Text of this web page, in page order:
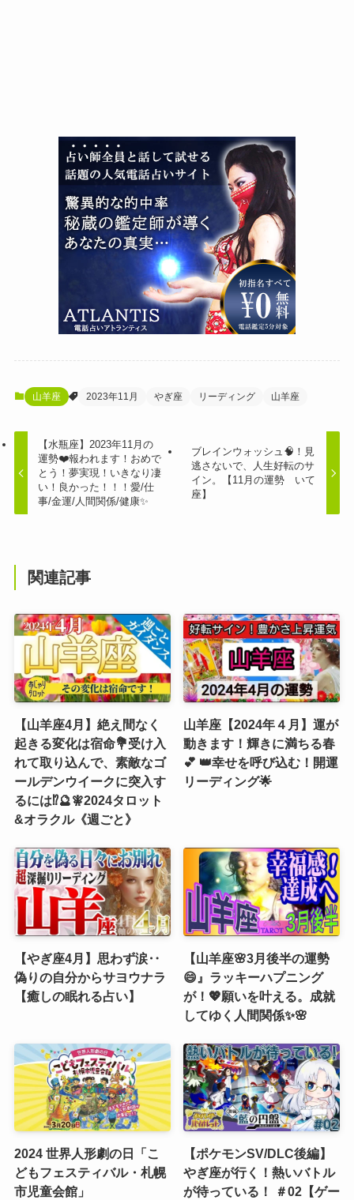
山羊座 2023年11月 やぎ座 リーディング 山羊座
【水瓶座】2023年11月の
運勢❤️報われます！おめで
とう！夢実現！いきなり凄
い！良かった！！！愛/仕
事/金運/人間関係/健康✨
ブレインウォッシュ🧠！見
逃さないで、人生好転のサ
イン。【11月の運勢 いて
座】
関連記事
【山羊座4月】絶え間なく
起きる変化は宿命💐受け入
れて取り込んで、素敵なゴ
ールデンウイークに突入す
るには⁉️🔮🧚2024タロット
&オラクル《週ごと》
山羊座【2024年４月】運が
動きます！輝きに満ちる春
💕 👑幸せを呼び込む！開運
リーディング🌟
【やぎ座4月】思わず涙‥
偽りの自分からサヨウナラ
【癒しの眠れる占い】
【山羊座🌸3月後半の運勢
😄』ラッキーハプニング
が！💖願いを叶える。成就
してゆく人間関係✨🌸
2024 世界人形劇の日「こ
どもフェスティバル・札幌
市児童会館」
【ポケモンSV/DLC後編】
やぎ座が行く！熱いバトル
が待っている！ ＃02【ゲー